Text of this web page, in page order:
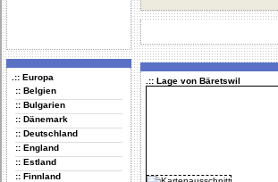
.:: Europa
:: Belgien
:: Bulgarien
:: Dänemark
:: Deutschland
:: England
:: Estland
:: Finnland
.:: Lage von Bäretswil